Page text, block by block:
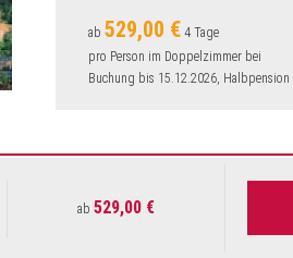
ab 529,00 € 4 Tage
pro Person im Doppelzimmer bei
Buchung bis 15.12.2026, Halbpension
ab 529,00 €